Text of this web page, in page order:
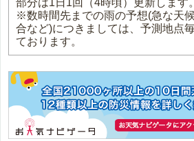
※数時間先までの雨の予想(急な天
合など)につきましては、予測地点
ております。